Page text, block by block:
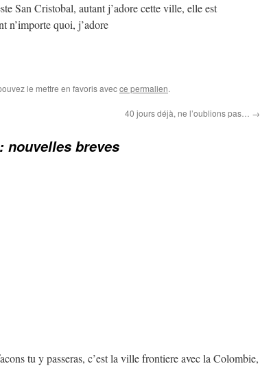
San Cristobal, autant j’adore cette ville, elle est
n’importe quoi, j’adore
le mettre en favoris avecce permalien.
40 jours déjà, ne l’oublions pas… →
nouvelles breves
tu y passeras, c’est la ville frontiere avec la Colombie,